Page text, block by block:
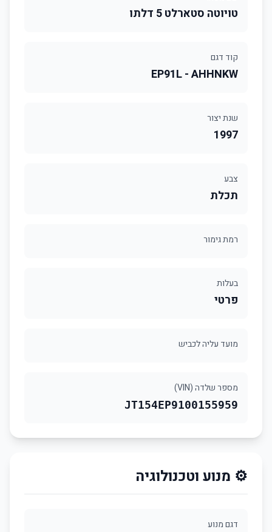
טויוטה סטארלט 5 דלתו
קוד דגם
EP91L - AHHNKW
שנת יצור
1997
צבע
תכלת
רמת גימור
בעלות
פרטי
מועד עליה לכביש
מספר שלדה (VIN)
JT154EP9100155959
⚙️ מנוע וטכנולוגיה
דגם מנוע